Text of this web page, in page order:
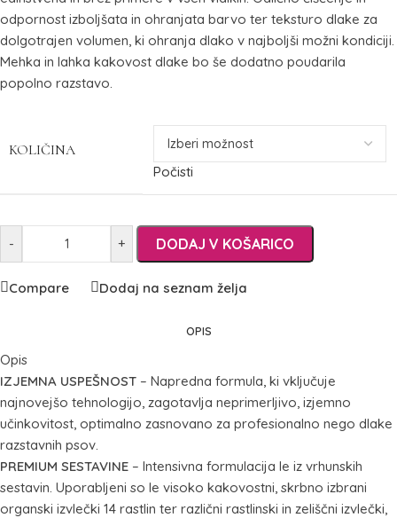
odpornost izboljšata in ohranjata barvo ter teksturo dlake za
dolgotrajen volumen, ki ohranja dlako v najboljši možni kondiciji.
Mehka in lahka kakovost dlake bo še dodatno poudarila
popolno razstavo.
KOLIČINA
Počisti
- + DODAJ V KOŠARICO
Compare Dodaj na seznam želja
OPIS
Opis
IZJEMNA USPEŠNOST – Napredna formula, ki vključuje
najnovejšo tehnologijo, zagotavlja neprimerljivo, izjemno
učinkovitost, optimalno zasnovano za profesionalno nego dlake
razstavnih psov.
PREMIUM SESTAVINE – Intensivna formulacija le iz vrhunskih
sestavin. Uporabljeni so le visoko kakovostni, skrbno izbrani
organski izvlečki 14 rastlin ter različni rastlinski in zeliščni izvlečki,